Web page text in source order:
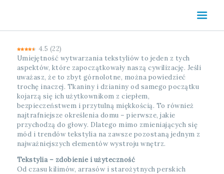
OFERTA
TEKSTYLIA
HOTELOWE
PORADY
KONTAKT
4.5 (22)
Umiejętność wytwarzania tekstyliów to jeden z tych
aspektów, które zapoczątkowały naszą cywilizację. Jeśli
uważasz, że to zbyt górnolotne, można powiedzieć
trochę inaczej. Tkaniny i dzianiny od samego początku
kojarzą się ich użytkownikom z ciepłem,
bezpieczeństwem i przytulną miękkością. To również
najtrafniejsze określenia domu – pierwsze, jakie
przychodzą do głowy. Dlatego mimo zmieniających się
mód i trendów tekstylia na zawsze pozostaną jednym z
najważniejszych elementów wystroju wnętrz.
Tekstylia – zdobienie i użyteczność
Od czasu kilimów, arrasów i starożytnych perskich